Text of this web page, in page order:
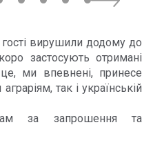
вирушили додому до
застосують отримані
ми впевнені, принесе
так і українській
за запрошення та